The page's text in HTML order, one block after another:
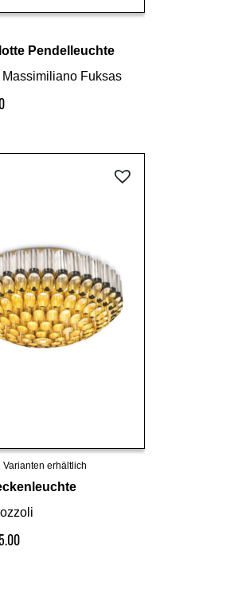
Pendelleuchte
Massimiliano Fuksas
Details ansehen
Varianten erhältlich